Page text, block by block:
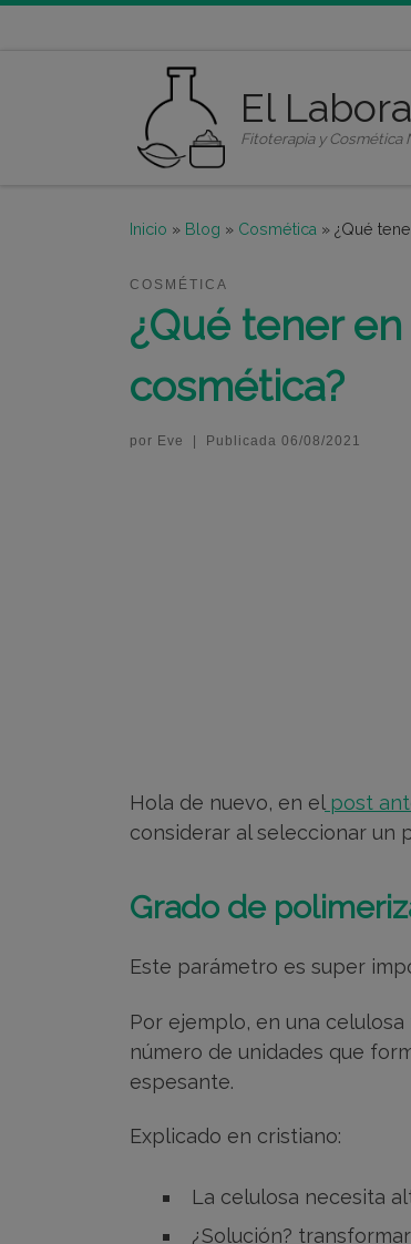
El
Fitoterapia y Cosmética
Inicio » Blog » Cosmética » ¿Qué
COSMÉTICA
¿Qué tener
cosmética?
por Eve Publicada 06/08/2021
Hola de nuevo, en el post
considerar al seleccionar un
Grado de
Este parámetro es super
Por ejemplo, en una
número de unidades que
espesante.
Explicado en cristiano:
La celulosa necesita
¿Solución?